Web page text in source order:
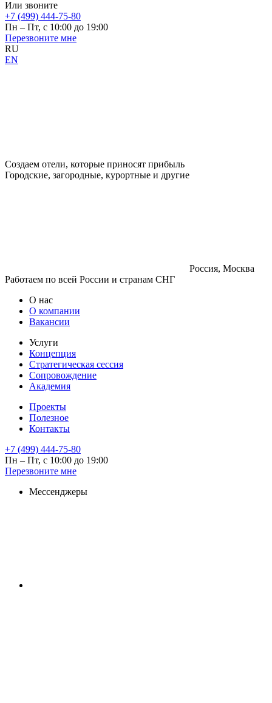
Или звоните
+7 (499) 444-75-80
Пн – Пт, с 10:00 до 19:00
Перезвоните мне
RU
EN
Создаем отели, которые приносят прибыль
Городские, загородные, курортные и другие
Россия, Москва
Работаем по всей России и странам СНГ
О нас
О компании
Вакансии
Услуги
Концепция
Стратегическая сессия
Сопровождение
Академия
Проекты
Полезное
Контакты
+7 (499) 444-75-80
Пн – Пт, с 10:00 до 19:00
Перезвоните мне
Мессенджеры